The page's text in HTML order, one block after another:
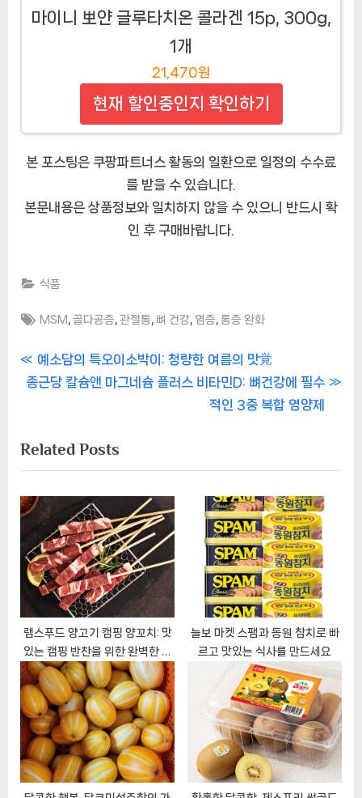
마이니 뽀얀 글루타치온 콜라겐 15p, 300g,
1개
21,470원
현재 할인중인지 확인하기
본 포스팅은 쿠팡파트너스 활동의 일환으로 일정의 수수료
를 받을 수 있습니다.
본문내용은 상품정보와 일치하지 않을 수 있으니 반드시 확
인 후 구매바랍니다.
식품
Tags:
MSM ,골다공증 ,관절통 뼈 건강 염증 ,통증 완화
글
게
이
션
P
r
i
o
u
s
P
o
s
:
예소담의 특오이소박이: 청량한 여름의 맛覚
N
t
P
o
s
:
종근당 칼슘앤 마그네슘 플러스 비타민D: 뼈건강에 필수
적인 3중 복합 영양제
Related Posts
램스푸드 양고기 캠핑 양꼬치: 맛
있는 캠핑 반찬을 위한 완벽한 선
택
늘보 마켓 스팸과 동원 참치로 빠
르고 맛있는 식사를 만드세요